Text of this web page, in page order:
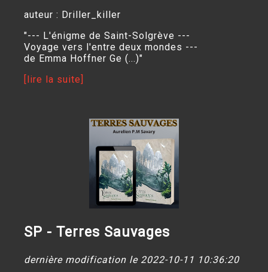
auteur : Driller_killer
"--- L'énigme de Saint-Solgrève ---
Voyage vers l'entre deux mondes ---
de Emma Hoffner Ge (...)"
[lire la suite]
SP - Terres Sauvages
dernière modification le 2022-10-11 10:36:20